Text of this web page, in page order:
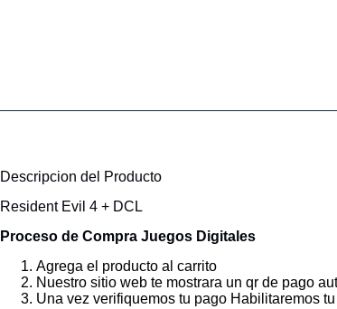
Descripcion del Producto
Resident Evil 4 + DCL
Proceso de Compra Juegos Digitales
Agrega el producto al carrito
Nuestro sitio web te mostrara un qr de pago
Una vez verifiquemos tu pago Habilitaremos